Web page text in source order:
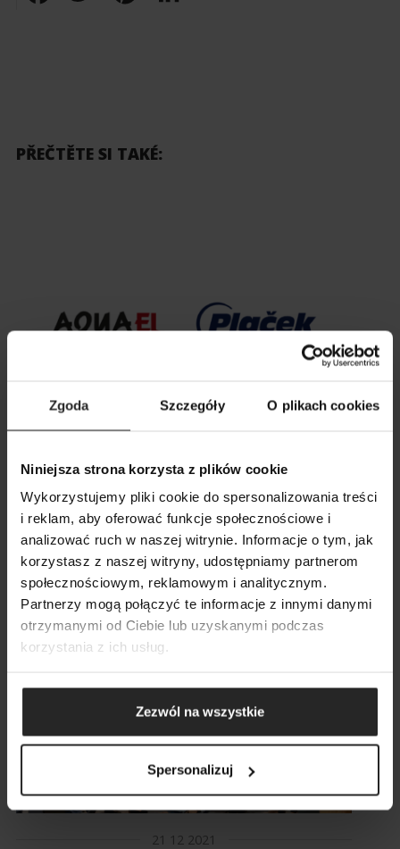
Zgoda Szczegóły O plikach cookies
Niniejsza strona korzysta z plików cookie
Wykorzystujemy pliki cookie do spersonalizowania treści
i reklam, aby oferować funkcje społecznościowe i
analizować ruch w naszej witrynie. Informacje o tym, jak
korzystasz z naszej witryny, udostępniamy partnerom
społecznościowym, reklamowym i analitycznym.
Partnerzy mogą połączyć te informacje z innymi danymi
otrzymanymi od Ciebie lub uzyskanymi podczas
korzystania z ich usług.
Zezwól na wszystkie
Spersonalizuj
PŘEČTĚTE SI TAKÉ:
Aquael and the Plaček Group have signed
a strategic cooperation agreement
21 12 2021
VYHLEDÁVÁNÍ